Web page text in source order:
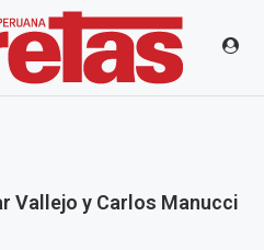
Vallejo y Carlos Manucci